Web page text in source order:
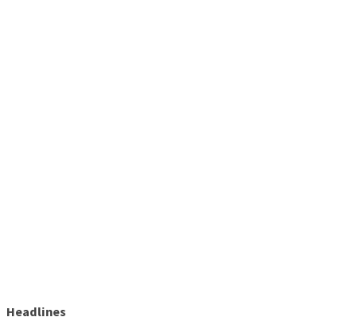
Headlines